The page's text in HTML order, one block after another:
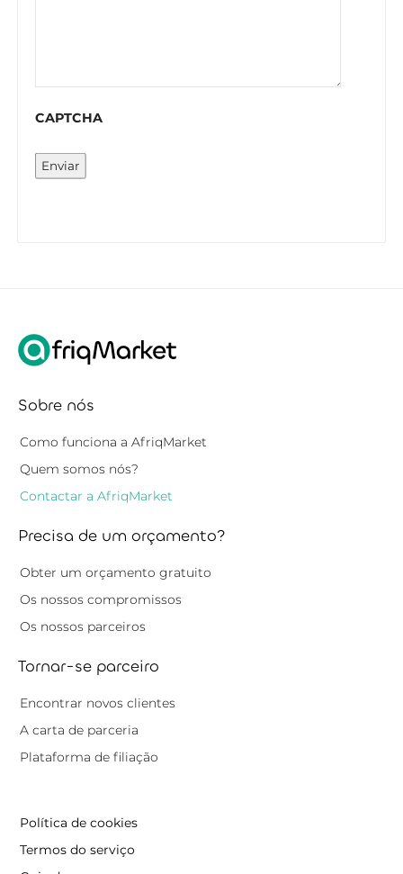
CAPTCHA
Enviar
Sobre nós
Como funciona a AfriqMarket
Quem somos nós?
Contactar a AfriqMarket
Precisa de um orçamento?
Obter um orçamento gratuito
Os nossos compromissos
Os nossos parceiros
Tornar-se parceiro
Encontrar novos clientes
A carta de parceria
Plataforma de filiação
Política de cookies
Termos do serviço